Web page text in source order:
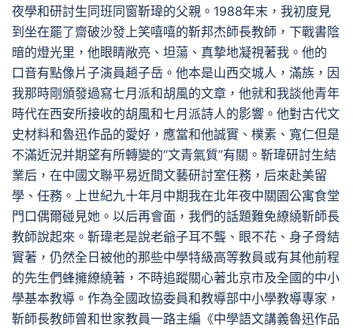
夜學和研討生同班同窗靳瑋的父親。1988年末，我初度見
到坐在罷了齋破沙發上笑嘻嘻的靳邦杰師長教師，下戰書陰
暗的燈光里，他眼睛敞亮、坦蕩、真摯地凝視著我。他的
口音有點像片子演員趙子岳。他本是山西交城人，滿族，因
我那時剛頒發過寫七月派和胡風的文章，他就和我談他青年
時代在西安所接收的胡風和七月派詩人的影響。他對古代文
史材料和魯迅作品的愛好，應當和他誠實、樸素、寬仁但是
不滿近況并期望有所轉變的“文青氣質”有關。靳瑋研討生結
業后，在中國文聯平易近間文藝研討室任務，后來赴美留
學、任務。上世紀九十年月中期我在北年夜中關園公寓食堂
門口偶爾碰見她。以后再會面，我們的話題難免繚繞靳師長
教師說起來。靳瑋老是說老爺子耳不聾、眼不花、身子骨結
實著，仍然全日被他的那些中學特級高等教員或有其他前程
的先生們蜂擁繚繞著，不時追蹤關心著北京市及全國的中小
學基本教導。作為全國政協委員和教導部中小學教導專家，
靳師長教師曾和世家教員一路主編《中學語文講義魯迅作品